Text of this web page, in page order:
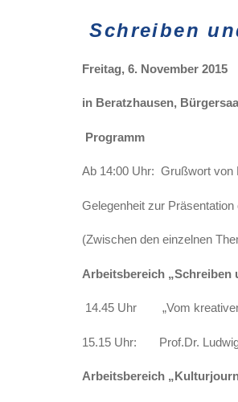
Schreiben
Freitag, 6. November 2015
in Beratzhausen,
Programm
Ab 14:00 Uhr: Grußwort von
Gelegenheit zur
(Zwischen den einzelnen
Arbeitsbereich „Schreiben
14.45 Uhr „Vom kreativen
15.15 Uhr: Prof.Dr. Ludwig
Arbeitsbereich